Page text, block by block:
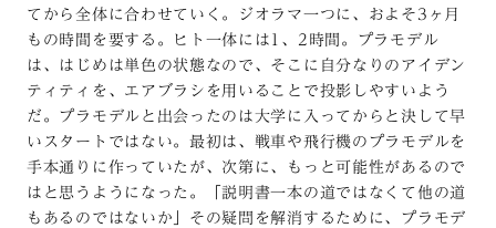
てから全体に合わせていく。ジオラマ一つに、およそ3ヶ月
もの時間を要する。ヒト一体には1、2時間。プラモデル
は、はじめは単色の状態なので、そこに自分なりのアイデン
ティティを、エアブラシを用いることで投影しやすいよう
だ。プラモデルと出会ったのは大学に入ってからと決して早
いスタートではない。最初は、戦車や飛行機のプラモデルを
手本通りに作っていたが、次第に、もっと可能性があるので
はと思うようになった。「説明書一本の道ではなくて他の道
もあるのではないか」その疑問を解消するために、プラモデ